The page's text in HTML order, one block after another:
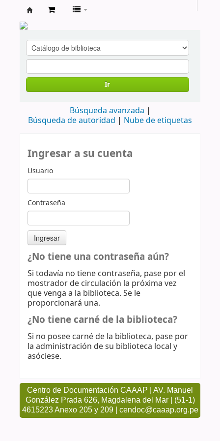
cendoc
Ir
Búsqueda avanzada
Búsqueda de autoridad
Nube de etiquetas
Ingresar a su cuenta
Usuario
Contraseña
¿No tiene una contraseña aún?
Si todavía no tiene contraseña, pase por el
mostrador de circulación la próxima vez
que venga a la biblioteca. Se le
proporcionará una.
¿No tiene carné de la biblioteca?
Si no posee carné de la biblioteca, pase por
la administración de su biblioteca local y
asóciese.
Centro de Documentación CAAAP | AV. Manuel
González Prada 626, Magdalena del Mar | (51-1)
4615223 Anexo 205 y 209 | cendoc@caaap.org.pe